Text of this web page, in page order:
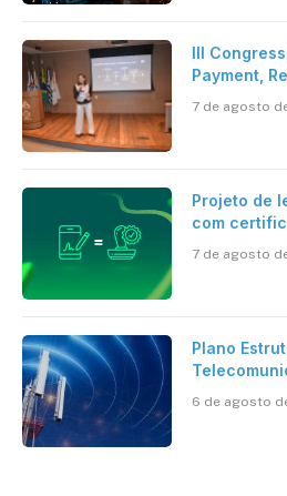
III
Payment,
7 de agosto
Projeto de
com
cartório
7 de agosto
Plano
mantém
6 de agosto